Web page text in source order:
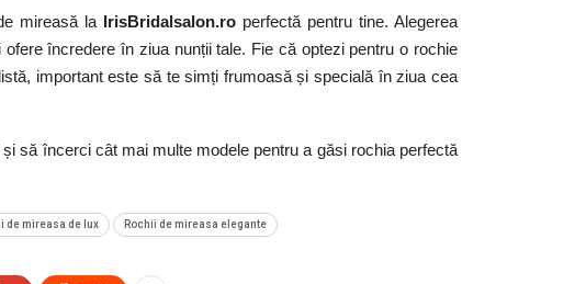
mireasă laIrisBridalsalon.roperfectă pentru tine. Alegerea
încredere în ziua nunții tale. Fie că optezi pentru o rochie
important este să te simți frumoasă și specială în ziua cea
să încerci cât mai multe modele pentru a găsi rochia perfectă
de mireasa de lux Rochii de mireasa elegante